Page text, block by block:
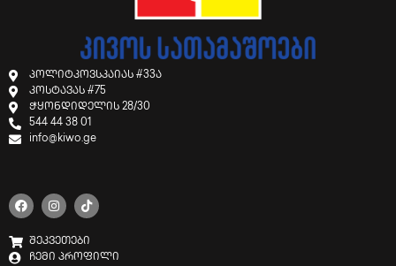
პოლიტკოვსკაიას #33ა
კოსტავას #75
ჭყონდიდელის 28/30
544 44 38 01
info@kiwo.ge
შეკვეთები
ჩემი პროფილი